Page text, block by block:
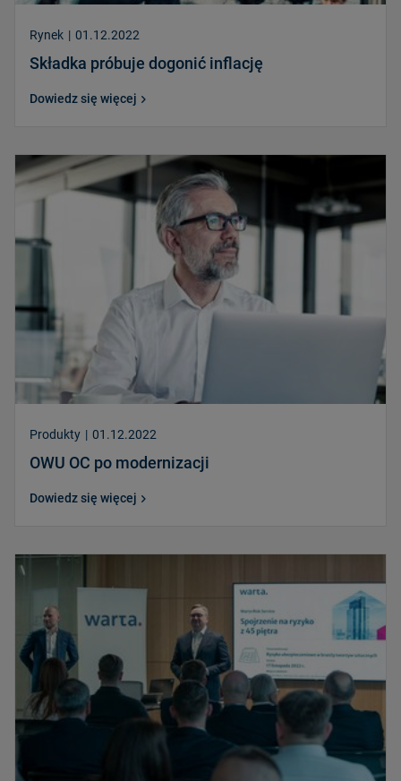
Rynek | 01.12.2022
Składka próbuje dogonić inflację
Dowiedz się więcej
Produkty | 01.12.2022
OWU OC po modernizacji
Dowiedz się więcej